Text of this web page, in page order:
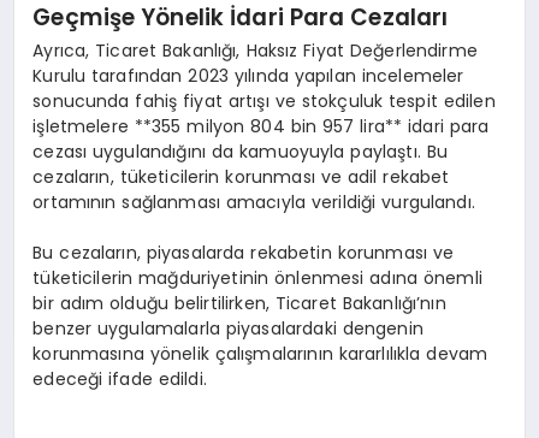
Geçmişe Yönelik İdari Para Cezaları
Ayrıca, Ticaret Bakanlığı, Haksız Fiyat Değerlendirme
Kurulu tarafından 2023 yılında yapılan incelemeler
sonucunda fahiş fiyat artışı ve stokçuluk tespit edilen
işletmelere **355 milyon 804 bin 957 lira** idari para
cezası uygulandığını da kamuoyuyla paylaştı. Bu
cezaların, tüketicilerin korunması ve adil rekabet
ortamının sağlanması amacıyla verildiği vurgulandı.
Bu cezaların, piyasalarda rekabetin korunması ve
tüketicilerin mağduriyetinin önlenmesi adına önemli
bir adım olduğu belirtilirken, Ticaret Bakanlığı’nın
benzer uygulamalarla piyasalardaki dengenin
korunmasına yönelik çalışmalarının kararlılıkla devam
edeceği ifade edildi.